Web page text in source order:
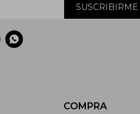
COMPRA
SUSCRIBIRME
